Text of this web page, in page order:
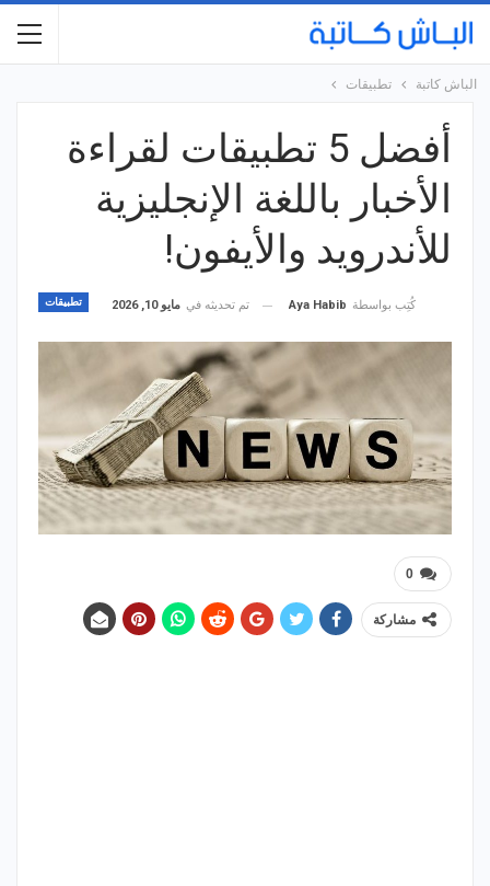
الباش كاتبة تطبيقات
أفضل 5 تطبيقات لقراءة
الأخبار باللغة الإنجليزية
للأندرويد والأيفون!
تطبيقات كُتِب بواسطة Aya Habib تم تحديثه في مايو 10, 2026
0
مشاركة